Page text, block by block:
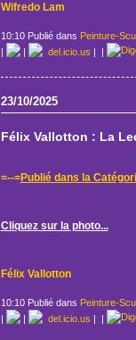
Wifredo Lam
10:10 Publié dans Peinture-
|
| del.icio.us | |
23/10/2025
Félix Vallotton : La
=--=Publié dans la
Cliquez sur la photo...
Félix Vallotton
10:10 Publié dans Peinture-
|
| del.icio.us | |